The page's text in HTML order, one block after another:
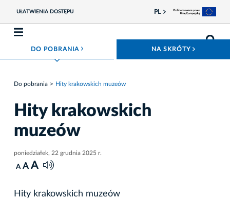
UŁATWIENIA DOSTĘPU PL
DO POBRANIAROZWIŃ MENU NA SKRÓTY
Do pobrania Hity krakowskich muzeów
Hity krakowskich
muzeów
poniedziałek, 22 grudnia 2025 r.
A A A
Hity krakowskich muzeów